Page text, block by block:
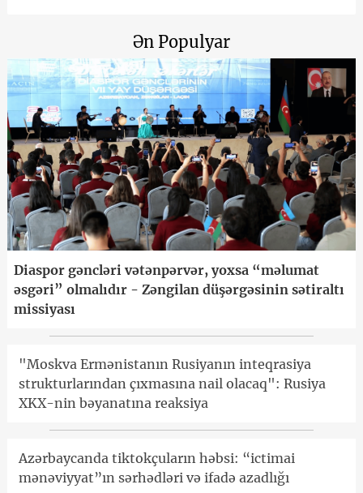
Ən Populyar
Diaspor gəncləri vətənpərvər, yoxsa “məlumat
əsgəri” olmalıdır - Zəngilan düşərgəsinin sətiraltı
missiyası
"Moskva Ermənistanın Rusiyanın inteqrasiya
strukturlarından çıxmasına nail olacaq": Rusiya
XKX-nin bəyanatına reaksiya
Azərbaycanda tiktokçuların həbsi: “ictimai
mənəviyyat”ın sərhədləri və ifadə azadlığı